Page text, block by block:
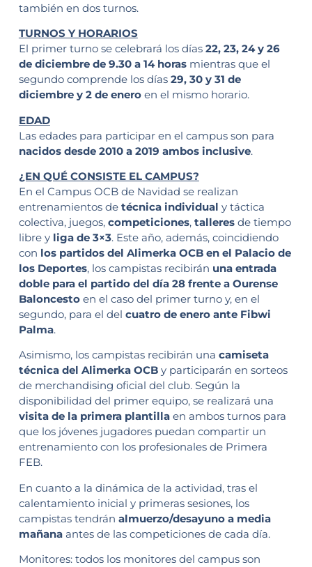
también en dos turnos.
TURNOS Y HORARIOS
El primer turno se celebrará los días 22, 23, 24 y 26
de diciembre de 9.30 a 14 horasmientras que el
segundo comprende los días 29, 30 y 31 de
diciembre y 2 de eneroen el mismo horario.
EDAD
Las edades para participar en el campus son para
nacidos desde 2010 a 2019 ambos inclusive.
¿EN QUÉ CONSISTE EL CAMPUS?
En el Campus OCB de Navidad se realizan
entrenamientos de técnica individual y táctica
colectiva, juegos, competiciones, talleres de tiempo
libre y liga de 3×3. Este año, además, coincidiendo
con los partidos del Alimerka OCB en el Palacio de
los Deportes, los campistas recibirán una entrada
doble para el partido del día 28 frente a Ourense
Baloncestoen el caso del primer turno y, en el
segundo, para el del cuatro de enero ante Fibwi
Palma.
Asimismo, los campistas recibirán una camiseta
técnica del Alimerka OCBy participarán en sorteos
de merchandising oficial del club. Según la
disponibilidad del primer equipo, se realizará una
visita de la primera plantillaen ambos turnos para
que los jóvenes jugadores puedan compartir un
entrenamiento con los profesionales de Primera
FEB.
En cuanto a la dinámica de la actividad, tras el
calentamiento inicial y primeras sesiones, los
campistas tendrán almuerzo/desayuno a media
mañanaantes de las competiciones de cada día.
Monitores: todos los monitores del campus son